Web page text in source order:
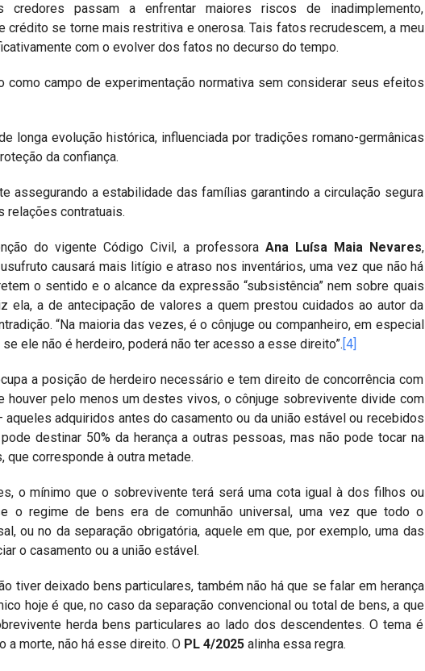
passam a enfrentar maiores riscos de inadimplemento,
crédito se torne mais restritiva e onerosa. Tais fatos recrudescem, a meu
com o evolver dos fatos no decurso do tempo.
campo de experimentação normativa sem considerar seus efeitos
longa evolução histórica, influenciada por tradições romano-germânicas
da confiança.
assegurando a estabilidade das famílias garantindo a circulação segura
relações contratuais.
do vigente Código Civil, a professora Ana Luísa Maia Nevares,
causará mais litígio e atraso nos inventários, uma vez que não há
o sentido e o alcance da expressão “subsistência” nem sobre quais
ela, a de antecipação de valores a quem prestou cuidados ao autor da
“Na maioria das vezes, é o cônjuge ou companheiro, em especial
ele não é herdeiro, poderá não ter acesso a esse direito”.[4]
a posição de herdeiro necessário e tem direito de concorrência com
houver pelo menos um destes vivos, o cônjuge sobrevivente divide com
adquiridos antes do casamento ou da união estável ou recebidos
destinar 50% da herança a outras pessoas, mas não pode tocar na
que corresponde à outra metade.
o mínimo que o sobrevivente terá será uma cota igual à dos filhos ou
o regime de bens era de comunhão universal, uma vez que todo o
ou no da separação obrigatória, aquele em que, por exemplo, uma das
o casamento ou a união estável.
tiver deixado bens particulares, também não há que se falar em herança
hoje é que, no caso da separação convencional ou total de bens, a que
herda bens particulares ao lado dos descendentes. O tema é
a morte, não há esse direito. O PL 4/2025 alinha essa regra.